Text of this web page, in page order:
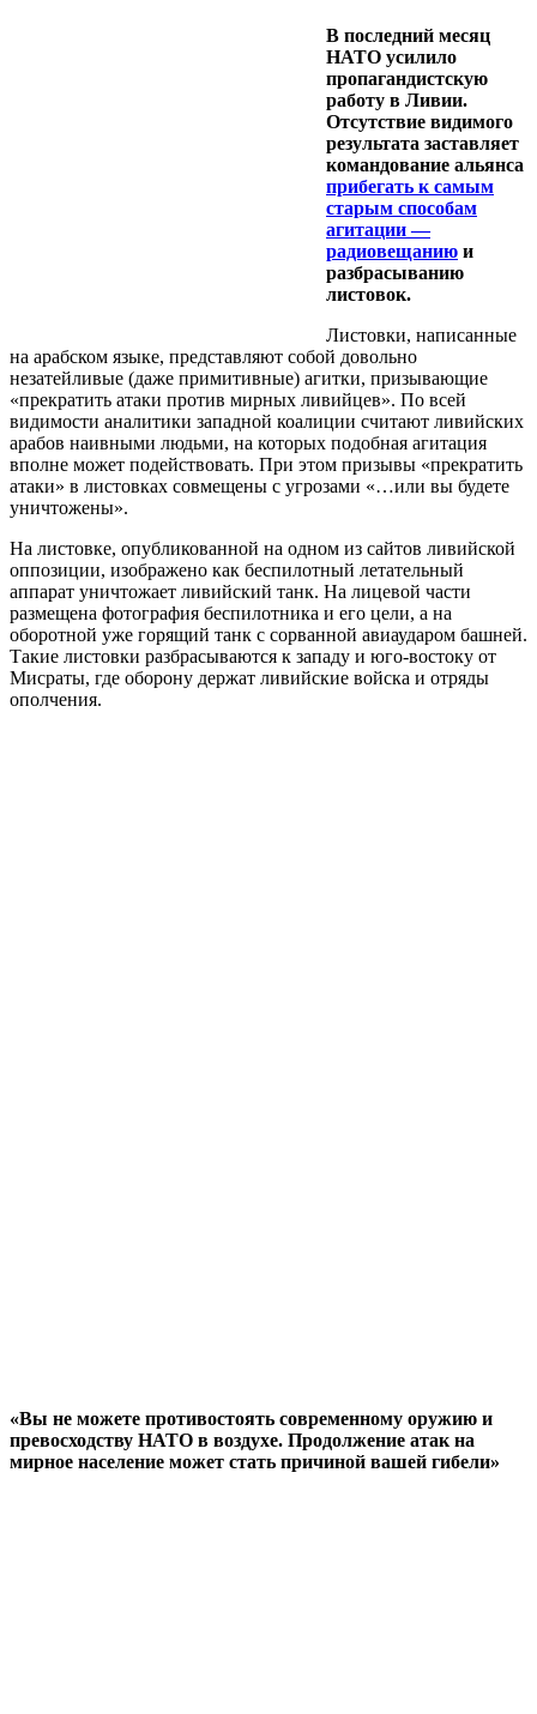
В последний месяц
НАТО усилило
пропагандистскую
работу в Ливии.
Отсутствие видимого
результата заставляет
командование альянса
прибегать к самым
старым способам
агитации —
радиовещанию и
разбрасыванию
листовок.
Листовки, написанные
на арабском языке, представляют собой довольно
незатейливые (даже примитивные) агитки, призывающие
«прекратить атаки против мирных ливийцев». По всей
видимости аналитики западной коалиции считают ливийских
арабов наивными людьми, на которых подобная агитация
вполне может подействовать. При этом призывы «прекратить
атаки» в листовках совмещены с угрозами «…или вы будете
уничтожены».
На листовке, опубликованной на одном из сайтов ливийской
оппозиции, изображено как беспилотный летательный
аппарат уничтожает ливийский танк. На лицевой части
размещена фотография беспилотника и его цели, а на
оборотной уже горящий танк с сорванной авиаударом башней.
Такие листовки разбрасываются к западу и юго-востоку от
Мисраты, где оборону держат ливийские войска и отряды
ополчения.
«Вы не можете противостоять современному оружию и
превосходству НАТО в воздухе. Продолжение атак на
мирное население может стать причиной вашей гибели»